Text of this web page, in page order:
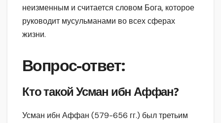
неизменным и считается словом Бога, которое
руководит мусульманами во всех сферах
жизни.
Вопрос-ответ:
Кто такой Усман ибн Аффан?
Усман ибн Аффан (579-656 гг.) был третьим